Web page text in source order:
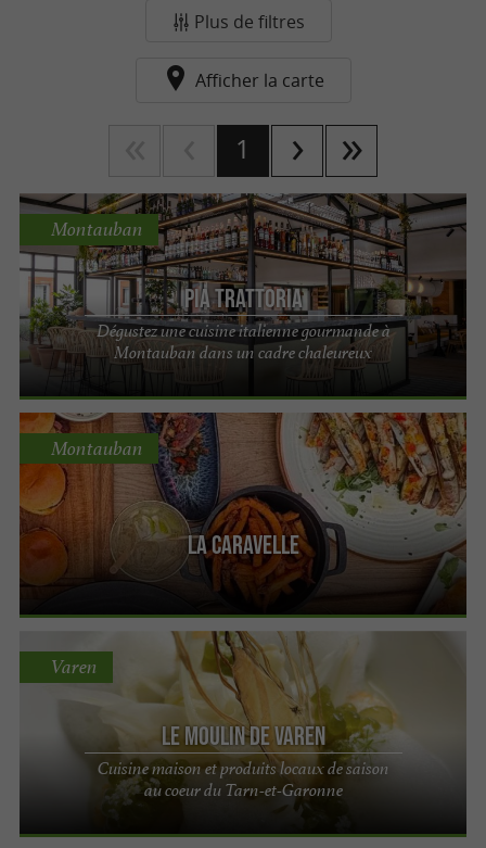
Plus de filtres
Afficher la carte
1
Pia Trattoria
Dégustez une cuisine italienne gourmande à
Montauban dans un cadre chaleureux
Montauban
La Caravelle
Montauban
Le Moulin de Varen
Cuisine maison et produits locaux de saison
au coeur du Tarn-et-Garonne
Varen